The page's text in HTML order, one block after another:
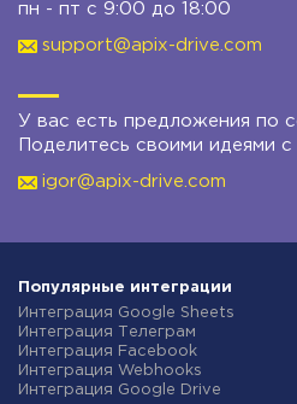
пн - пт с 9:00 до 18:00
support@apix-drive.com
У вас есть предложения по
Поделитесь своими идеями
igor@apix-drive.com
Популярные интеграции
Интеграция Google Sheets
Интеграция Телеграм
Интеграция Facebook
Интеграция Webhooks
Интеграция Google Drive